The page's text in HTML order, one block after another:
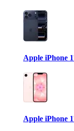
Apple iPhone
Apple iPhone